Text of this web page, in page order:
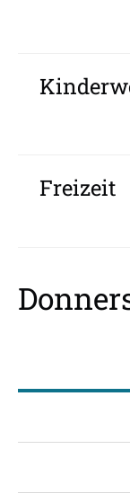
Freizeit